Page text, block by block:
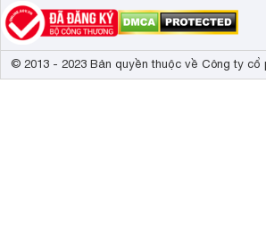
© 2013 - 2023 Bản quyền thuộc về Công ty cổ